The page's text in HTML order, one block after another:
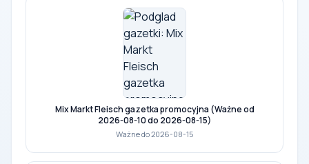
Mix Markt Fleisch gazetka promocyjna (Ważne od
2026-08-10 do 2026-08-15)
Ważne do 2026-08-15